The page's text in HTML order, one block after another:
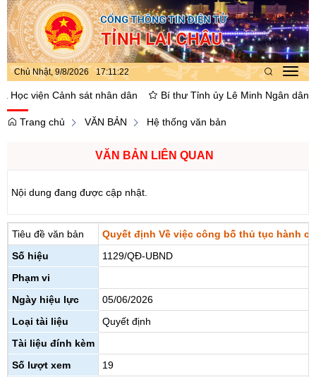
Chủ Nhật, 9/8/2026 17:11:22
viện Cảnh sát nhân dân Bí thư Tỉnh ủy Lê Minh Ngân dâng
Trang chủ VĂN BẢN Hệ thống văn bản
VĂN BẢN LIÊN QUAN
Nội dung đang được cập nhật.
Tiêu đề văn bản
Quyết định Về việc công bố thủ tục hành
Số hiệu
1129/QĐ-UBND
Phạm vi
Ngày hiệu lực
05/06/2026
Loại tài liệu
Quyết định
Tài liệu đính kèm
Số lượt xem
19